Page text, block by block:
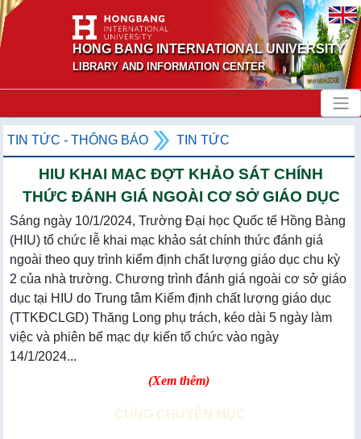
HONG BANG INTERNATIONAL UNIVERSITY
LIBRARY AND INFORMATION CENTER
TIN TỨC - THÔNG BÁO TIN TỨC
HIU KHAI MẠC ĐỢT KHẢO SÁT CHÍNH
THỨC ĐÁNH GIÁ NGOÀI CƠ SỞ GIÁO DỤC
Sáng ngày 10/1/2024, Trường Đại học Quốc tế Hồng Bàng
(HIU) tổ chức lễ khai mạc khảo sát chính thức đánh giá
ngoài theo quy trình kiểm định chất lượng giáo dục chu kỳ
2 của nhà trường. Chương trình đánh giá ngoài cơ sở giáo
dục tại HIU do Trung tâm Kiểm định chất lượng giáo dục
(TTKĐCLGD) Thăng Long phụ trách, kéo dài 5 ngày làm
việc và phiên bế mạc dự kiến tổ chức vào ngày
14/1/2024...
(Xem thêm)
CÙNG CHUYÊN MỤC